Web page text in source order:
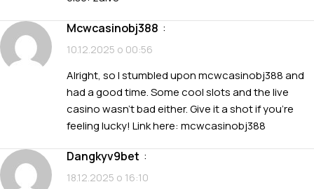
mcwcasinobj388 :
10.12.2025 о 00:56
Alright, so I stumbled upon mcwcasinobj388 and
had a good time. Some cool slots and the live
casino wasn’t bad either. Give it a shot if you’re
feeling lucky! Link here: mcwcasinobj388
dangkyv9bet :
18.12.2025 о 16:10